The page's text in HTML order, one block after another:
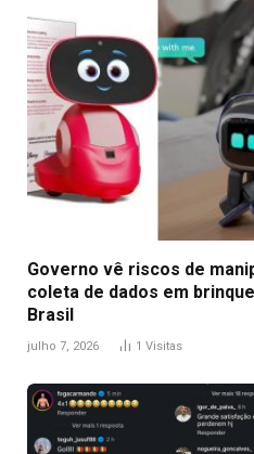
Governo vê riscos de
coleta de dados em
Brasil
julho 7, 2026 1 Visitas